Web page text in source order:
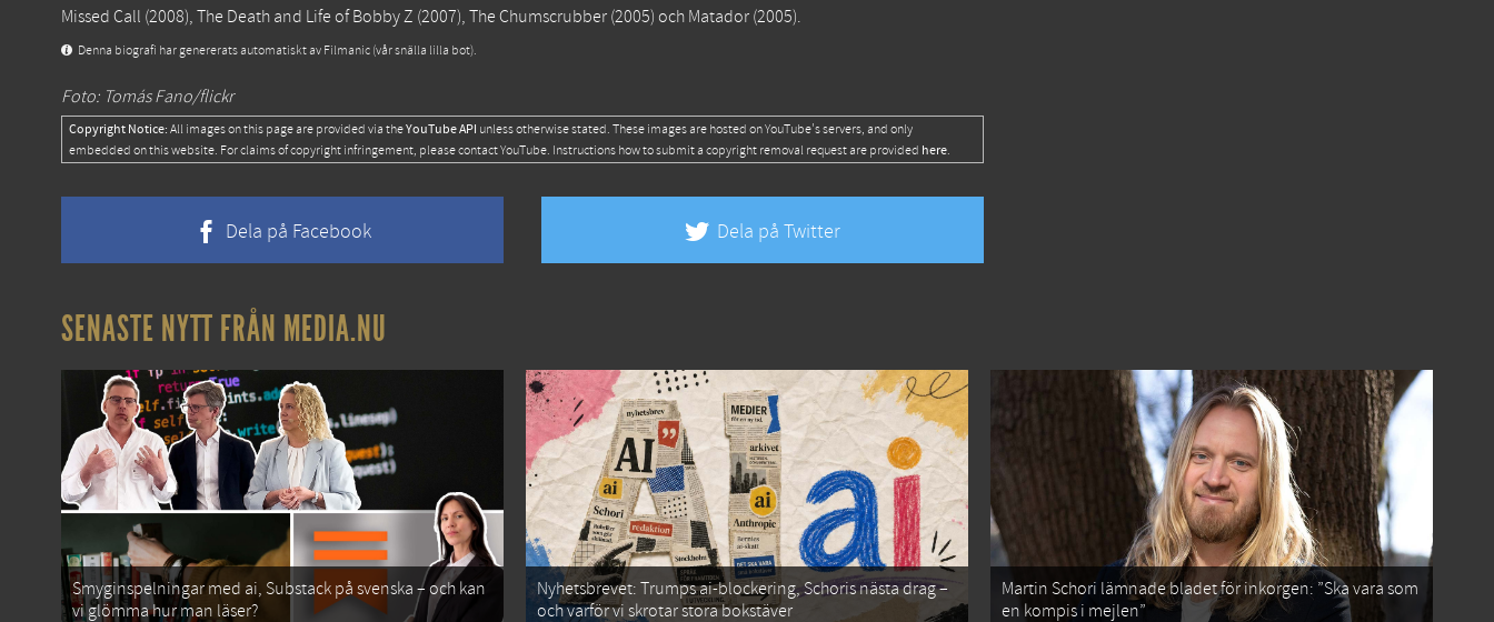
Missed Call (2008), The Death and Life of Bobby Z (2007), The Chumscrubber (2005) och Matador (2005).
Denna biografi har genererats automatiskt av Filmanic (vår snälla lilla bot).
Foto: Tomás Fano/flickr
Copyright Notice: All images on this page are provided via theYouTube API unless otherwise stated. These images are hosted on YouTube's servers, and only
embedded on this website. For claims of copyright infringement, please contact YouTube. Instructions how to submit a copyright removal request are provided here.
Dela på Facebook Dela på Twitter
SENASTE NYTT FRÅN MEDIA.NU
Smyginspelningar med ai, Substack på svenska – och kan
vi glömma hur man läser?
Nyhetsbrevet: Trumps ai-blockering, Schoris nästa drag –
och varför vi skrotar stora bokstäver
Martin Schori lämnade bladet för inkorgen: ”Ska vara som
en kompis i mejlen”